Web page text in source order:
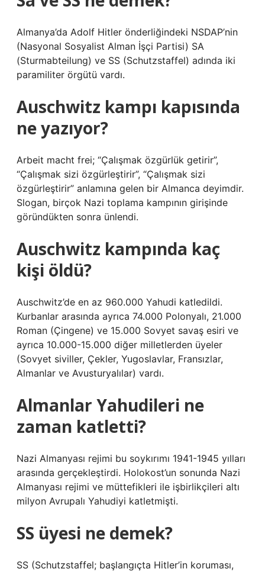
Almanya’da Adolf Hitler önderliğindeki NSDAP’nin
(Nasyonal Sosyalist Alman İşçi Partisi) SA
(Sturmabteilung) ve SS (Schutzstaffel) adında iki
paramiliter örgütü vardı.
Auschwitz kampı kapısında
ne yazıyor?
Arbeit macht frei; “Çalışmak özgürlük getirir”,
“Çalışmak sizi özgürleştirir”, “Çalışmak sizi
özgürleştirir” anlamına gelen bir Almanca deyimdir.
Slogan, birçok Nazi toplama kampının girişinde
göründükten sonra ünlendi.
Auschwitz kampında kaç
kişi öldü?
Auschwitz’de en az 960.000 Yahudi katledildi.
Kurbanlar arasında ayrıca 74.000 Polonyalı, 21.000
Roman (Çingene) ve 15.000 Sovyet savaş esiri ve
ayrıca 10.000-15.000 diğer milletlerden üyeler
(Sovyet siviller, Çekler, Yugoslavlar, Fransızlar,
Almanlar ve Avusturyalılar) vardı.
Almanlar Yahudileri ne
zaman katletti?
Nazi Almanyası rejimi bu soykırımı 1941-1945 yılları
arasında gerçekleştirdi. Holokost’un sonunda Nazi
Almanyası rejimi ve müttefikleri ile işbirlikçileri altı
milyon Avrupalı ​​Yahudiyi katletmişti.
SS üyesi ne demek?
SS (Schutzstaffel; başlangıçta Hitler’in koruması,